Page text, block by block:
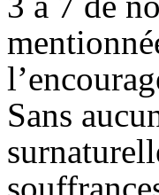
Sans